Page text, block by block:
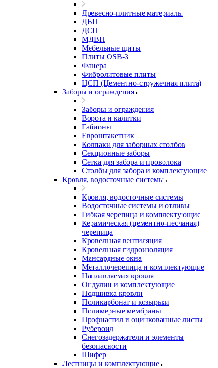
Древесно-плитные материалы
ДВП
ДСП
МДВП
Мебельные щиты
Плиты OSB-3
Фанера
Фибролитовые плиты
ЦСП (Цементно-стружечная плита)
Заборы и ограждения
Заборы и ограждения
Ворота и калитки
Габионы
Евроштакетник
Колпаки для заборных столбов
Секционные заборы
Сетка для забора и проволока
Столбы для забора и комплектующие
Кровля, водосточные системы
Кровля, водосточные системы
Водосточные системы и отливы
Гибкая черепица и комплектующие
Керамическая (цементно-песчаная)
черепица
Кровельная вентиляция
Кровельная гидроизоляция
Мансардные окна
Металлочерепица и комплектующие
Наплавляемая кровля
Ондулин и комплектующие
Подшивка кровли
Поликарбонат и козырьки
Полимерные мембраны
Профнастил и оцинкованные листы
Рубероид
Снегозадержатели и элементы
безопасности
Шифер
Лестницы и комплектующие